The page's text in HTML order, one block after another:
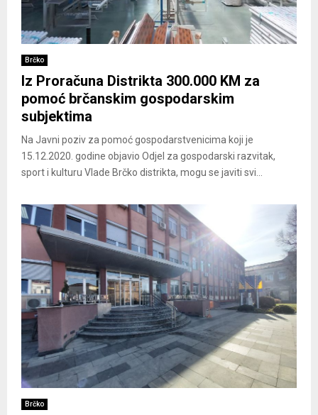
Brčko
Iz Proračuna Distrikta 300.000 KM za
pomoć brčanskim gospodarskim
subjektima
Na Javni poziv za pomoć gospodarstvenicima koji je
15.12.2020. godine objavio Odjel za gospodarski razvitak,
sport i kulturu Vlade Brčko distrikta, mogu se javiti svi...
Brčko